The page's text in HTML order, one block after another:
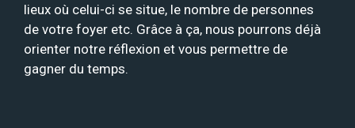
lieux où celui-ci se situe, le nombre de personnes
de votre foyer etc. Grâce à ça, nous pourrons déjà
orienter notre réflexion et vous permettre de
gagner du temps.